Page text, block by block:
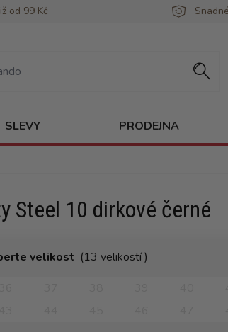
od 99 Kč
SLEVY PRODEJNA
Steel 10 dirkové černé
velikost (13 velikostí )